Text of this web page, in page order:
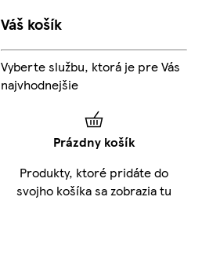
Váš košík
Vyberte službu, ktorá je pre Vás
najvhodnejšie
Prázdny košík
Produkty, ktoré pridáte do
svojho košíka sa zobrazia tu